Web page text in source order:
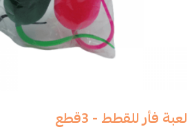
لعبة فأر للقطط - 3قطع